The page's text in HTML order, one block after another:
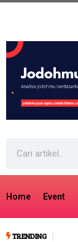
Home Event
TRENDING